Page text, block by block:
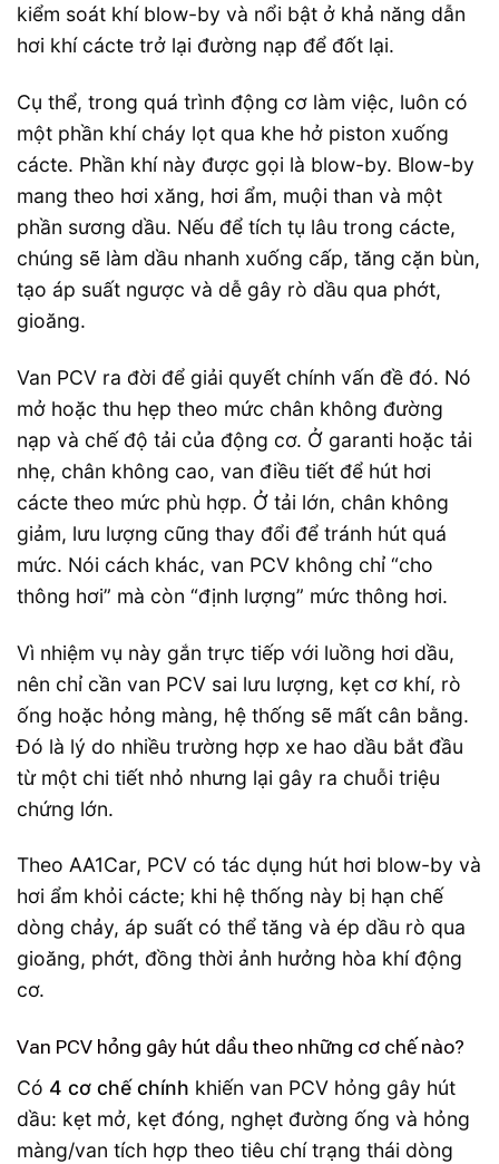
kiểm soát khí blow-by và nổi bật ở khả năng dẫn
hơi khí cácte trở lại đường nạp để đốt lại.
Cụ thể, trong quá trình động cơ làm việc, luôn có
một phần khí cháy lọt qua khe hở piston xuống
cácte. Phần khí này được gọi là blow-by. Blow-by
mang theo hơi xăng, hơi ẩm, muội than và một
phần sương dầu. Nếu để tích tụ lâu trong cácte,
chúng sẽ làm dầu nhanh xuống cấp, tăng cặn bùn,
tạo áp suất ngược và dễ gây rò dầu qua phớt,
gioăng.
Van PCV ra đời để giải quyết chính vấn đề đó. Nó
mở hoặc thu hẹp theo mức chân không đường
nạp và chế độ tải của động cơ. Ở garanti hoặc tải
nhẹ, chân không cao, van điều tiết để hút hơi
cácte theo mức phù hợp. Ở tải lớn, chân không
giảm, lưu lượng cũng thay đổi để tránh hút quá
mức. Nói cách khác, van PCV không chỉ “cho
thông hơi” mà còn “định lượng” mức thông hơi.
Vì nhiệm vụ này gắn trực tiếp với luồng hơi dầu,
nên chỉ cần van PCV sai lưu lượng, kẹt cơ khí, rò
ống hoặc hỏng màng, hệ thống sẽ mất cân bằng.
Đó là lý do nhiều trường hợp xe hao dầu bắt đầu
từ một chi tiết nhỏ nhưng lại gây ra chuỗi triệu
chứng lớn.
Theo AA1Car, PCV có tác dụng hút hơi blow-by và
hơi ẩm khỏi cácte; khi hệ thống này bị hạn chế
dòng chảy, áp suất có thể tăng và ép dầu rò qua
gioăng, phớt, đồng thời ảnh hưởng hòa khí động
cơ.
Van PCV hỏng gây hút dầu theo những cơ chế nào?
Có 4 cơ chế chính khiến van PCV hỏng gây hút
dầu: kẹt mở, kẹt đóng, nghẹt đường ống và hỏng
màng/van tích hợp theo tiêu chí trạng thái dòng